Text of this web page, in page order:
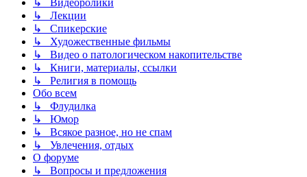
↳ Лекции
↳ Спикерские
↳ Художественные фильмы
↳ Видео о патологическом накопительстве
↳ Книги, материалы, ссылки
↳ Религия в помощь
Обо всем
↳ Флудилка
↳ Юмор
↳ Всякое разное, но не спам
↳ Увлечения, отдых
О форуме
↳ Вопросы и предложения